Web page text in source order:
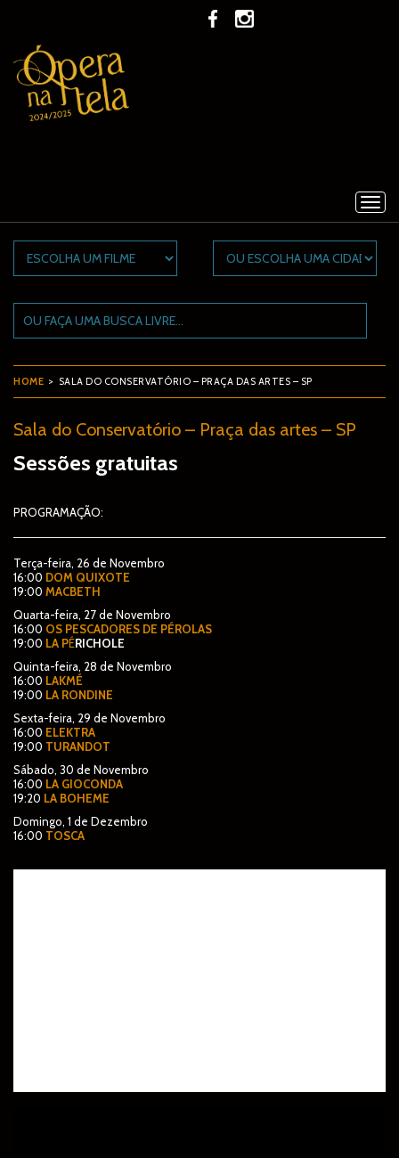
HOME > SALA DO CONSERVATÓRIO – PRAÇA DAS ARTES – SP
Sala do Conservatório – Praça das artes – SP
Sessões gratuitas
PROGRAMAÇÃO:
Terça-feira, 26 de Novembro
16:00 DOM QUIXOTE
19:00 MACBETH
Quarta-feira, 27 de Novembro
16:00 OS PESCADORES DE PÉROLAS
19:00 LA PÉRICHOLE
Quinta-feira, 28 de Novembro
16:00 LAKMÉ
19:00 LA RONDINE
Sexta-feira, 29 de Novembro
16:00 ELEKTRA
19:00 TURANDOT
Sábado, 30 de Novembro
16:00 LA GIOCONDA
19:20 LA BOHEME
Domingo, 1 de Dezembro
16:00 TOSCA